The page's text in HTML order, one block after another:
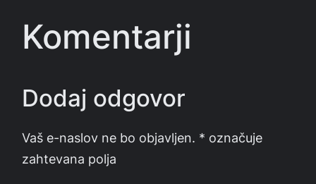
Komentarji
Dodaj odgovor
Vaš e-naslov ne bo objavljen. * označuje
zahtevana polja